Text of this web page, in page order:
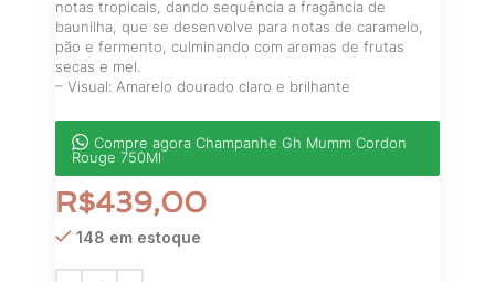
notas tropicais, dando sequência a fragância de
baunilha, que se desenvolve para notas de caramelo,
pão e fermento, culminando com aromas de frutas
secas e mel.
– Visual: Amarelo dourado claro e brilhante
Compre agora Champanhe Gh Mumm Cordon
Rouge 750Ml
R$439,00
148 em estoque